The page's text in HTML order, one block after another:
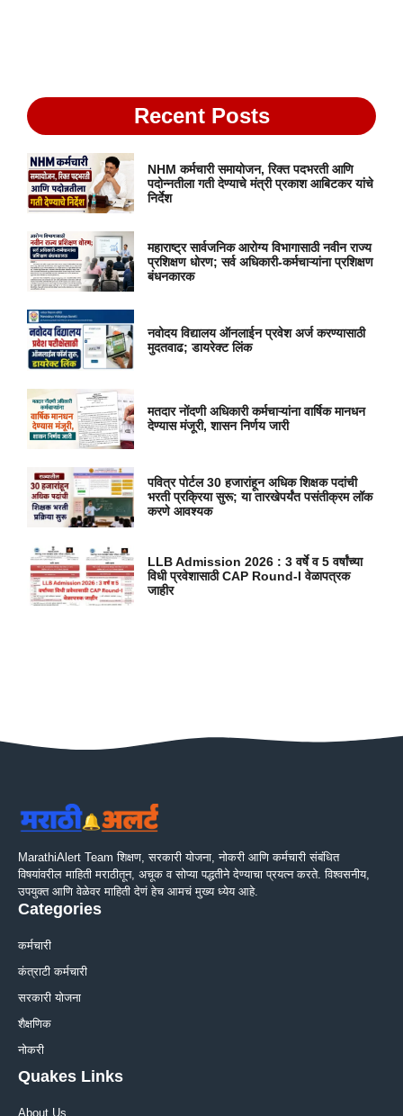
Recent Posts
NHM कर्मचारी समायोजन, रिक्त पदभरती आणि
पदोन्नतीला गती देण्याचे मंत्री प्रकाश आबिटकर यांचे
निर्देश
महाराष्ट्र सार्वजनिक आरोग्य विभागासाठी नवीन राज्य
प्रशिक्षण धोरण; सर्व अधिकारी-कर्मचाऱ्यांना प्रशिक्षण
बंधनकारक
नवोदय विद्यालय ऑनलाईन प्रवेश अर्ज करण्यासाठी
मुदतवाढ; डायरेक्ट लिंक
मतदार नोंदणी अधिकारी कर्मचाऱ्यांना वार्षिक मानधन
देण्यास मंजूरी, शासन निर्णय जारी
पवित्र पोर्टल 30 हजारांहून अधिक शिक्षक पदांची
भरती प्रक्रिया सुरू; या तारखेपर्यंत पसंतीक्रम लॉक
करणे आवश्यक
LLB Admission 2026 : 3 वर्षे व 5 वर्षांच्या
विधी प्रवेशासाठी CAP Round-I वेळापत्रक
जाहीर
MarathiAlert Team शिक्षण, सरकारी योजना, नोकरी आणि कर्मचारी संबंधित
विषयांवरील माहिती मराठीतून, अचूक व सोप्या पद्धतीने देण्याचा प्रयत्न करते. विश्वसनीय,
उपयुक्त आणि वेळेवर माहिती देणं हेच आमचं मुख्य ध्येय आहे.
Categories
कर्मचारी
कंत्राटी कर्मचारी
सरकारी योजना
शैक्षणिक
नोकरी
Quakes Links
About Us